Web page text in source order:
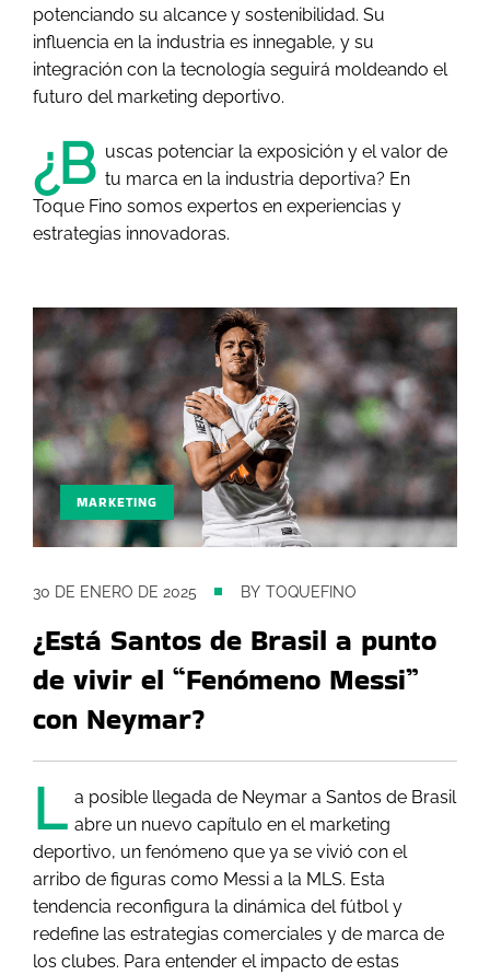
potenciando su alcance y sostenibilidad. Su
influencia en la industria es innegable, y su
integración con la tecnología seguirá moldeando el
futuro del marketing deportivo.
¿B uscas potenciar la exposición y el valor de
tu marca en la industria deportiva? En
Toque Fino somos expertos en experiencias y
estrategias innovadoras.
MARKETING
30 DE ENERO DE 2025 BY TOQUEFINO
¿Está Santos de Brasil a punto
de vivir el “Fenómeno Messi”
con Neymar?
L a posible llegada de Neymar a Santos de Brasil
abre un nuevo capítulo en el marketing
deportivo, un fenómeno que ya se vivió con el
arribo de figuras como Messi a la MLS. Esta
tendencia reconfigura la dinámica del fútbol y
redefine las estrategias comerciales y de marca de
los clubes. Para entender el impacto de estas